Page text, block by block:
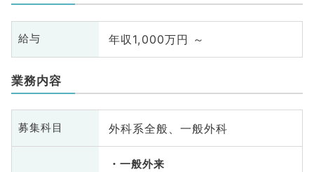
給与 年収1,000万円 ～
業務内容
募集科目 外科系全般、一般外科
一般外来